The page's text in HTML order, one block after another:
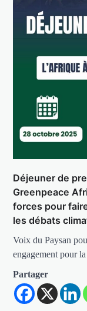
Déjeuner de
Greenpeace
forces pour
les débats
Voix du Paysan
engagement pour
Partager